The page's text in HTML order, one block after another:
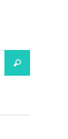
nach:
Suchen